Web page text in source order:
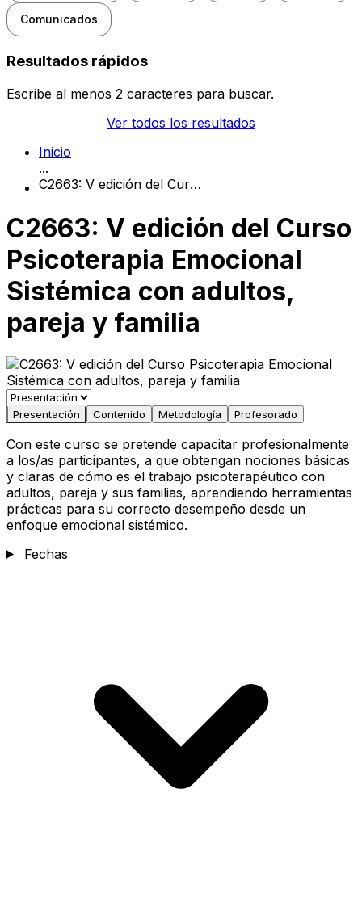
Comunicados
Resultados rápidos
Escribe al menos 2 caracteres para buscar.
Ver todos los resultados
Inicio
...
C2663: V edición del Curso Psicoterapia Emocional Sistémica con adultos, pareja y familia
C2663: V edición del Curso
Psicoterapia Emocional
Sistémica con adultos,
pareja y familia
Presentación Contenido Metodología Profesorado
Con este curso se pretende capacitar profesionalmente
a los/as participantes, a que obtengan nociones básicas
y claras de cómo es el trabajo psicoterapéutico con
adultos, pareja y sus familias, aprendiendo herramientas
prácticas para su correcto desempeño desde un
enfoque emocional sistémico.
Fechas